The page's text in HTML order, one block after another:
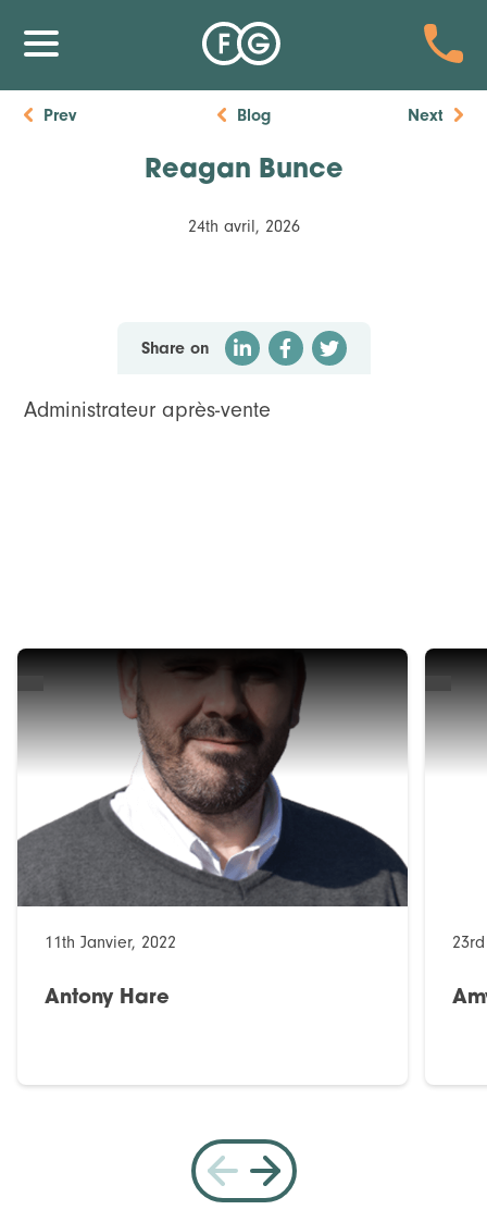
Prev Blog Next
Reagan Bunce
24th avril, 2026
Share on
Administrateur après-vente
11th Janvier, 2022
Antony Hare